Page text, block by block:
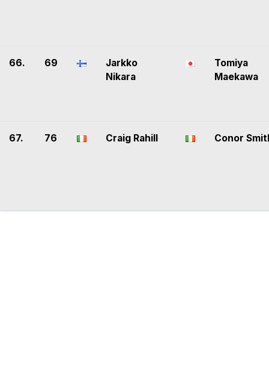
66. 69
Jarkko
Nikara
Tomiya
Maekawa
67. 76 Craig Rahill Conor